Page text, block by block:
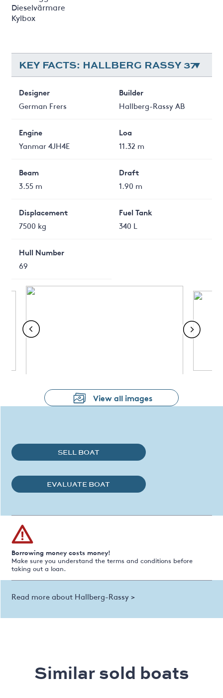
Dieselvärmare
Kylbox
KEY FACTS: HALLBERG RASSY 37
Designer
German Frers
Builder
Hallberg-Rassy AB
Engine
Yanmar 4JH4E
Loa
11.32 m
Beam
3.55 m
Draft
1.90 m
Displacement
7500 kg
Fuel Tank
340 L
Hull Number
69
View all images
SELL BOAT
EVALUATE BOAT
Borrowing money costs money!
Make sure you understand the terms and conditions before
taking out a loan.
Read more about Hallberg-Rassy >
Similar sold boats